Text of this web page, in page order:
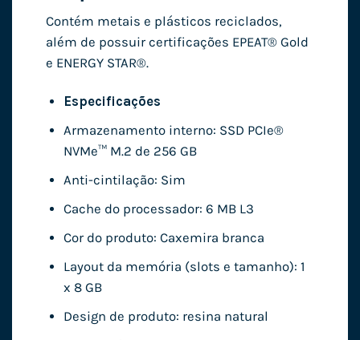
Contém metais e plásticos reciclados,
além de possuir certificações EPEAT® Gold
e ENERGY STAR®.
Especificações
Armazenamento interno: SSD PCIe®
NVMe™ M.2 de 256 GB
Anti-cintilação: Sim
Cache do processador: 6 MB L3
Cor do produto: Caxemira branca
Layout da memória (slots e tamanho): 1
x 8 GB
Design de produto: resina natural